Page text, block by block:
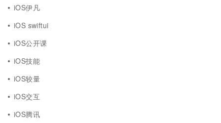
iOS伊凡
iOS swiftui
iOS公开课
iOS技能
iOS较量
iOS交互
iOS腾讯